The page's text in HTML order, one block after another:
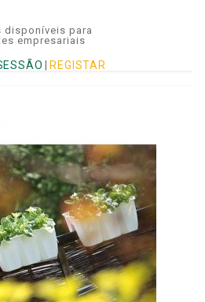
disponíveis para
empresariais
REGISTAR